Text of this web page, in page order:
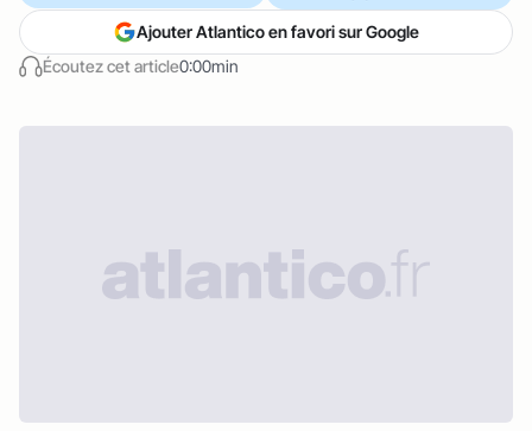
Écoutez cet article0:00min
Ajouter Atlantico en favori sur Google